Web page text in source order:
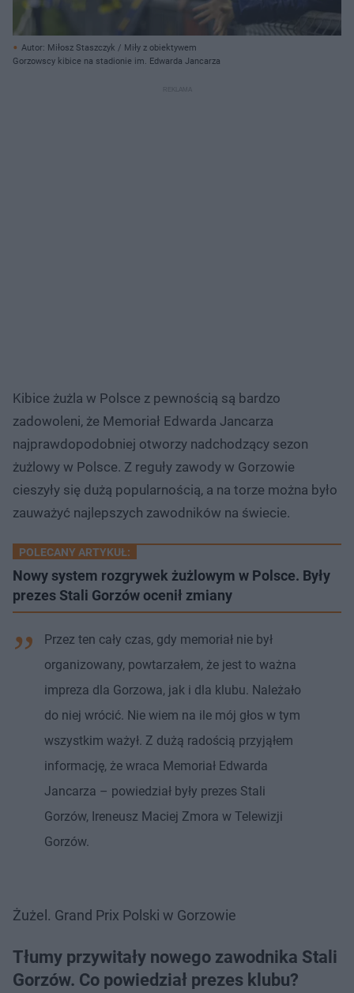
Autor: Miłosz Staszczyk / Miły z obiektywem
Gorzowscy kibice na stadionie im. Edwarda Jancarza
Kibice żużla w Polsce z pewnością są bardzo
zadowoleni, że Memoriał Edwarda Jancarza
najprawdopodobniej otworzy nadchodzący sezon
żużlowy w Polsce. Z reguły zawody w Gorzowie
cieszyły się dużą popularnością, a na torze można było
zauważyć najlepszych zawodników na świecie.
POLECANY ARTYKUŁ:
Nowy system rozgrywek żużlowym w Polsce. Były
prezes Stali Gorzów ocenił zmiany
Przez ten cały czas, gdy memoriał nie był
organizowany, powtarzałem, że jest to ważna
impreza dla Gorzowa, jak i dla klubu. Należało
do niej wrócić. Nie wiem na ile mój głos w tym
wszystkim ważył. Z dużą radością przyjąłem
informację, że wraca Memoriał Edwarda
Jancarza – powiedział były prezes Stali
Gorzów, Ireneusz Maciej Zmora w Telewizji
Gorzów.
Żużel. Grand Prix Polski w Gorzowie
Tłumy przywitały nowego zawodnika Stali
Gorzów. Co powiedział prezes klubu?